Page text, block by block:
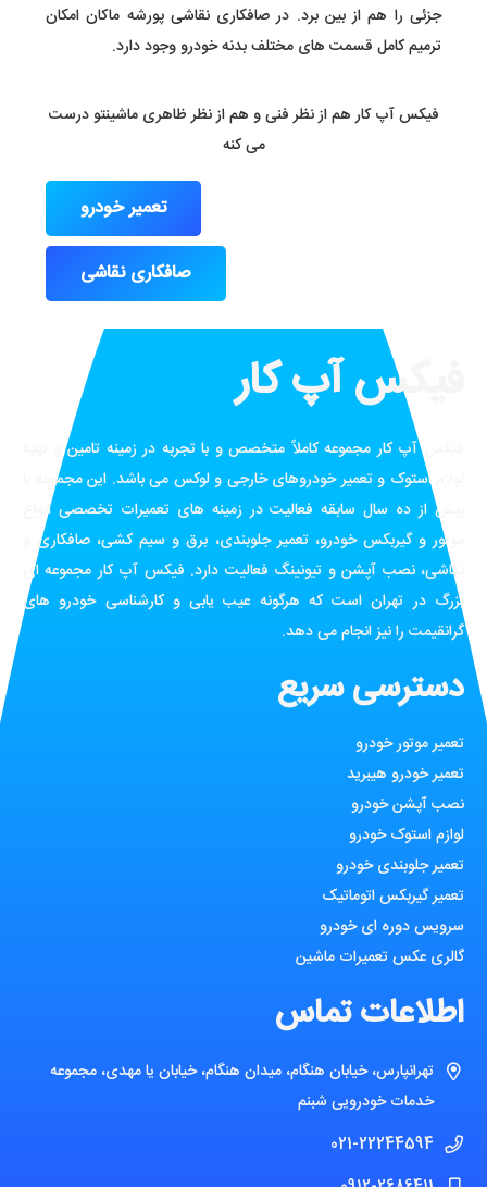
جزئی را هم از بین برد. در صافکاری نقاشی پورشه ماکان امکان
ترمیم کامل قسمت های مختلف بدنه خودرو وجود دارد.
فیکس آپ کار هم از نظر فنی و هم از نظر ظاهری ماشینتو درست
می کنه
تعمیر خودرو
صافکاری نقاشی
فیکس آپ کار
فیکس آپ کار مجموعه کاملاً متخصص و با تجربه در زمینه تامین و تهیه
لوازم استوک و تعمیر خودروهای خارجی و لوکس می باشد. این مجموعه با
بیش از ده سال سابقه فعالیت در زمینه های تعمیرات تخصصی انواع
موتور و گیربکس خودرو، تعمیر جلوبندی، برق و سیم کشی، صافکاری و
نقاشی، نصب آپشن و تیونینگ فعالیت دارد. فیکس آپ کار مجموعه ای
بزرگ در تهران است که هرگونه عیب یابی و کارشناسی خودرو های
گرانقیمت را نیز انجام می دهد.
دسترسی سریع
تعمیر موتور خودرو
تعمیر خودرو هیبرید
نصب آپشن خودرو
لوازم استوک خودرو
تعمیر جلوبندی خودرو
تعمیر گیربکس اتوماتیک
سرویس دوره ای خودرو
گالری عکس تعمیرات ماشین
اطلاعات تماس
تهرانپارس، خیابان هنگام، میدان هنگام، خیابان یا مهدی، مجموعه
خدمات خودرویی شبنم
021-22244594